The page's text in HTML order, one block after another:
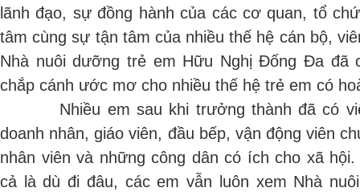
lãnh đạo, sự đồng hành của các cơ quan, tổ
tâm cùng sự tận tâm của nhiều thế hệ cán bộ,
Nhà nuôi dưỡng trẻ em Hữu Nghị Đống Đa đã
chắp cánh ước mơ cho nhiều thế hệ trẻ em có
Nhiều em sau khi trưởng thành đã có
doanh nhân, giáo viên, đầu bếp, vận động viên
nhân viên và những công dân có ích cho xã
cả là dù đi đâu, các em vẫn luôn xem Nhà